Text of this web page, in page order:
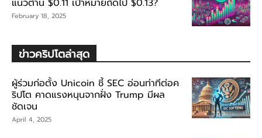
แนวต้าน $0.11 เป้าหมายถัดไป $0.13?
February 18, 2025
ข่าวคริปโตล่าสุด
ผู้ร่วมก่อตั้ง Unicoin ชี้ SEC อ่อนท่าทีต่อค
ริปโต คาดแรงหนุนจากฝั่ง Trump มีผล
ชัดเจน
April 4, 2025